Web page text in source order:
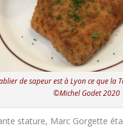
de sapeur est à Lyon ce que la
©Michel Godet 2020
stature, Marc Gorgette